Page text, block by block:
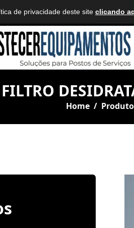
Belo Horizonte
FILTRO
Home /
de privacidade deste site clicando